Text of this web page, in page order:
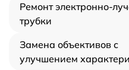
Ремонт электронно-
трубки
Замена объективов с
улучшением